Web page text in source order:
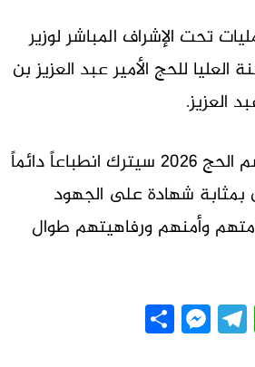
تحت الإشراف المباشر لوزير
العليا للحج الأمير عبد العزيز بن
العزيز.
وقالت الوزارة إن موسم الحج 2026 سيترك انطباعاً دائماً
شهادة على الجهود
وأمنهم ورفاهيتهم طوال
WhatsApp
Telegram
Messenger